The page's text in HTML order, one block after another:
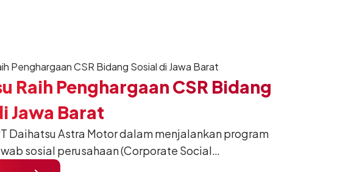
Raih Penghargaan CSR Bidang
Jawa Barat
Daihatsu Astra Motor dalam menjalankan program
sosial perusahaan (Corporate Social
CSR) secara berkelanjutan kembali mendapat